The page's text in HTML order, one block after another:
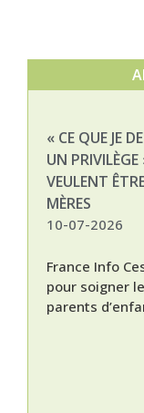
« CE QUE JE
UN
VEULENT
MÈRES
10-07-2026
France Info
pour soigner
parents